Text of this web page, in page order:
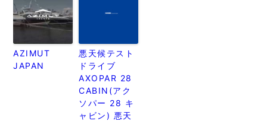
AZIMUT
JAPAN
悪天候テスト
ドライブ
AXOPAR 28
CABIN(アク
ソパー 28 キ
ャビン) 悪天